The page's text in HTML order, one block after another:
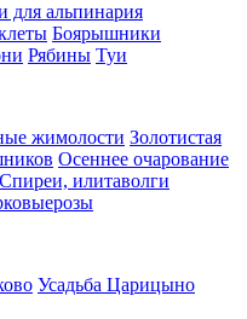
для альпинария
Боярышники
Рябины Туи
жимолости Золотистая
Осеннее очарование
Спиреи, илитаволги
Усадьба Царицыно